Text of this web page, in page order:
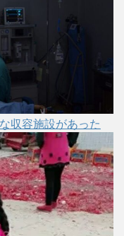
収容施設があった